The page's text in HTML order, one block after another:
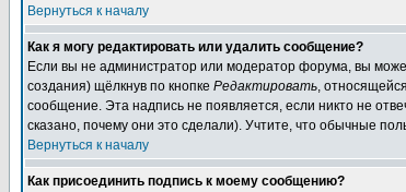
Вернуться к началу
Как я могу редактировать или удалить сообщение?
Если вы не администратор или модератор форума, вы
создания) щёлкнув по кнопке Редактировать,
сообщение. Эта надпись не появляется, если никто не
сказано, почему они это сделали). Учтите, что обычные
Вернуться к началу
Как присоединить подпись к моему сообщению?